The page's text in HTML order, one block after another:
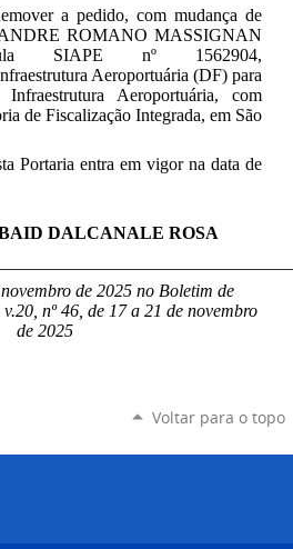
a pedido, com mudança de
ROMANO MASSIGNAN
SIAPE nº 1562904,
Aeroportuária (DF) para
Aeroportuária, com
de Fiscalização Integrada, em São
Portaria entra em vigor na data de
DALCANALE ROSA
de 2025 no Boletim de
nº 46, de 17 a 21 de novembro
de 2025
Voltar para o topo